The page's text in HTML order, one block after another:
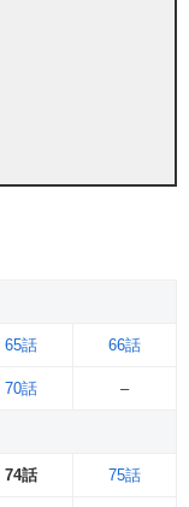
65話 66話
70話 –
74話 75話